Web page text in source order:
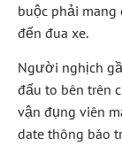
buộc phải mang
đến đua xe.
Người nghịch
đấu to bên trên
vận đụng viên
date thông báo